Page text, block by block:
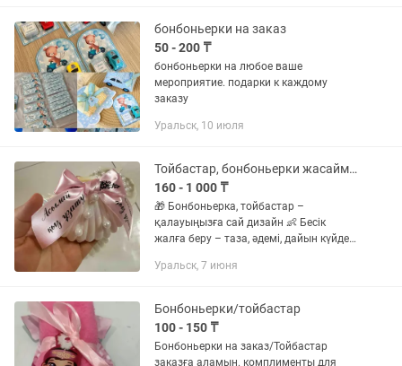
бонбоньерки на заказ
50 - 200 ₸
бонбоньерки на любое ваше
мероприятие. подарки к каждому
заказу
Уральск, 10 июля
Тойбастар, бонбоньерки жасаймыз
160 - 1 000 ₸
🎁 Бонбоньерка, тойбастар –
қалауыңызға сай дизайн 👶 Бесік
жалға беру – таза, әдемі, дайын күйде
тілек) 👕 Футболка, блокнот, кружка,
Уральск, 7 июня
Бонбоньерки/тойбастар
100 - 150 ₸
Бонбоньерки на заказ/Тойбастар
заказға аламын. комплименты для